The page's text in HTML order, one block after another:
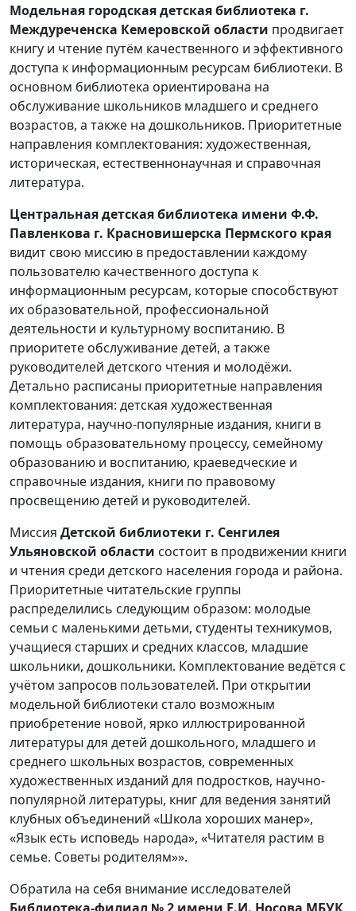
Модельная городская детская библиотека г.
Междуреченска Кемеровской области продвигает
книгу и чтение путём качественного и эффективного
доступа к информационным ресурсам библиотеки. В
основном библиотека ориентирована на
обслуживание школьников младшего и среднего
возрастов, а также на дошкольников. Приоритетные
направления комплектования: художественная,
историческая, естественнонаучная и справочная
литература.
Центральная детская библиотека имени Ф.Ф.
Павленкова г. Красновишерска Пермского края
видит свою миссию в предоставлении каждому
пользователю качественного доступа к
информационным ресурсам, которые способствуют
их образовательной, профессиональной
деятельности и культурному воспитанию. В
приоритете обслуживание детей, а также
руководителей детского чтения и молодёжи.
Детально расписаны приоритетные направления
комплектования: детская художественная
литература, научно-популярные издания, книги в
помощь образовательному процессу, семейному
образованию и воспитанию, краеведческие и
справочные издания, книги по правовому
просвещению детей и руководителей.
Миссия Детской библиотеки г. Сенгилея
Ульяновской области состоит в продвижении книги
и чтения среди детского населения города и района.
Приоритетные читательские группы
распределились следующим образом: молодые
семьи с маленькими детьми, студенты техникумов,
учащиеся старших и средних классов, младшие
школьники, дошкольники. Комплектование ведётся с
учётом запросов пользователей. При открытии
модельной библиотеки стало возможным
приобретение новой, ярко иллюстрированной
литературы для детей дошкольного, младшего и
среднего школьных возрастов, современных
художественных изданий для подростков, научно-
популярной литературы, книг для ведения занятий
клубных объединений «Школа хороших манер»,
«Язык есть исповедь народа», «Читателя растим в
семье. Советы родителям»».
Обратила на себя внимание исследователей